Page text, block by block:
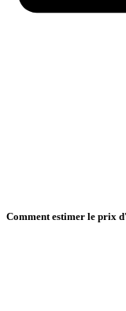
Comment estimer le prix